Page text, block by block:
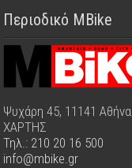
Περιοδικό MBike
Ψυχάρη 45, 11141 Αθήνα
ΧΑΡΤΗΣ
Τηλ.: 210 20 16 500
info@mbike.gr